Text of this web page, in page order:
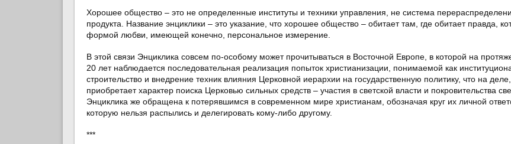
Хорошее общество – это не определенные институты и техники управления, не система
продукта. Название энциклики – это указание, что хорошее общество – обитает там, где обитает правда,
формой любви, имеющей конечно, персональное измерение.
В этой связи Энциклика совсем по-особому может прочитываться в Восточной Европе, в которой на
20 лет наблюдается последовательная реализация попыток христианизации, понимаемой как
строительство и внедрение техник влияния Церковной иерархии на государственную политику, что на
приобретает характер поиска Церковью сильных средств – участия в светской власти и покровительства
Энциклика же обращена к потерявшимся в современном мире христианам, обозначая круг их личной
которую нельзя распылись и делегировать кому-либо другому.
***